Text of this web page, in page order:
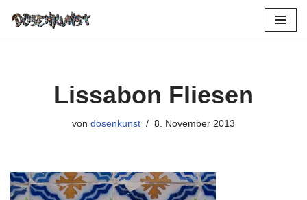
Lissabon Fliesen
von dosenkunst 8. November 2013